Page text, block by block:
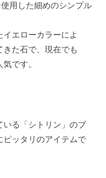
用した細めのシンプル
エローカラーによ
きた石で、現在でも
です。
いる「シトリン」のブ
ピッタリのアイテムで